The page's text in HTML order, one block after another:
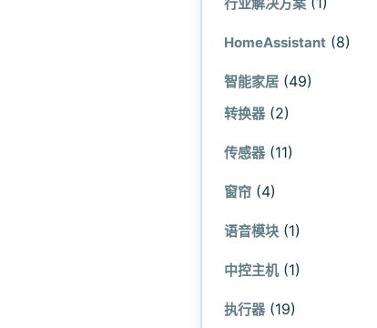
HomeAssistant (8)
智能家居 (49)
转换器 (2)
传感器 (11)
窗帘 (4)
语音模块 (1)
中控主机 (1)
执行器 (19)